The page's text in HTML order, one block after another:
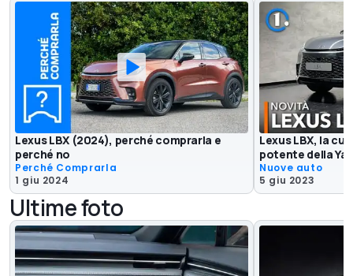
Lexus LBX (2024), perché comprarla e
perché no
Perché Comprarla
1 giu 2024
Lexus LBX, la
potente della
Nuove auto
5 giu 2023
Ultime foto